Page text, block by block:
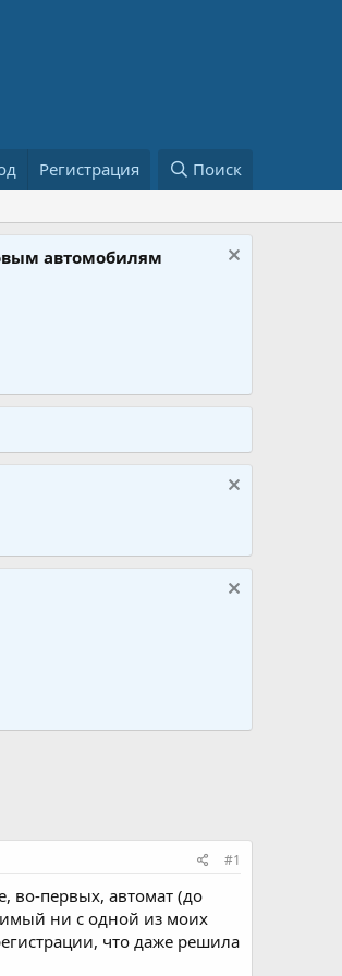
Регистрация Поиск
автомобилям
#1
во-первых, автомат (до
ни с одной из моих
что даже решила